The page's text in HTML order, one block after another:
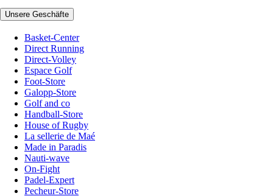
Unsere Geschäfte
Basket-Center
Direct Running
Direct-Volley
Espace Golf
Foot-Store
Galopp-Store
Golf and co
Handball-Store
House of Rugby
La sellerie de Maé
Made in Paradis
Nauti-wave
On-Fight
Padel-Expert
Pecheur-Store